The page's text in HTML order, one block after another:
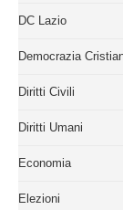
DC Lazio
Democrazia
Diritti Civili
Diritti Umani
Economia
Elezioni